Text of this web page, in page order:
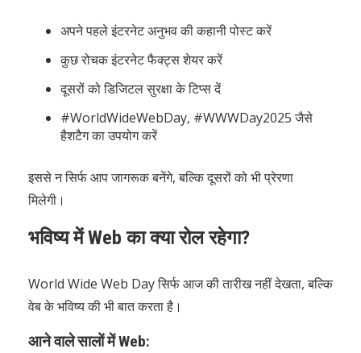
अपने पहले इंटरनेट अनुभव की कहानी पोस्ट करें
कुछ रोचक इंटरनेट फैक्ट्स शेयर करें
दूसरों को डिजिटल सुरक्षा के टिप्स दें
#WorldWideWebDay, #WWWDay2025 जैसे
हैशटैग का उपयोग करें
इससे न सिर्फ आप जागरूक बनेंगे, बल्कि दूसरों को भी प्रेरणा
मिलेगी।
भविष्य में Web का क्या रोल रहेगा?
World Wide Web Day सिर्फ आज की तारीख नहीं देखता, बल्कि
वेब के भविष्य की भी बात करता है।
आने वाले सालों में Web: